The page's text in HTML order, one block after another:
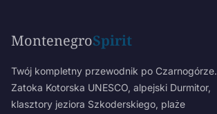
MontenegroSpirit
Twój kompletny przewodnik po Czarnogórze.
Zatoka Kotorska UNESCO, alpejski Durmitor,
klasztory jeziora Szkoderskiego, plaże